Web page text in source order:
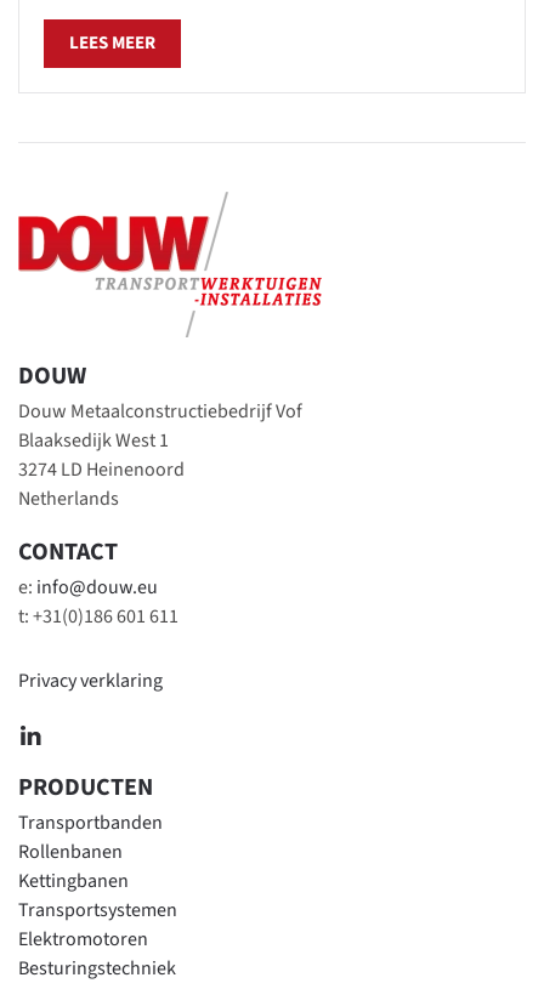
LEES MEER
DOUW
Douw Metaalconstructiebedrijf Vof
Blaaksedijk West 1
3274 LD Heinenoord
Netherlands
CONTACT
e: info@douw.eu
t: +31(0)186 601 611
Privacy verklaring
PRODUCTEN
Transportbanden
Rollenbanen
Kettingbanen
Transportsystemen
Elektromotoren
Besturingstechniek